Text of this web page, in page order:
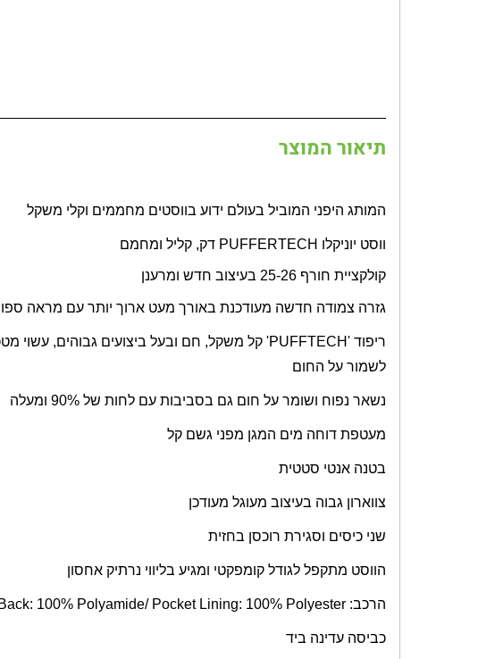
תיאור המוצר
המותג היפני המוביל בעולם ידוע בווסטים מחממים וקלי משקל
ווסט יוניקלו PUFFERTECH דק, קליל ומחמם
קולקציית חורף 25-26 בעיצוב חדש ומרענן
גזרה צמודה חדשה מעודכנת באורך מעט ארוך יותר עם מראה
ריפוד 'PUFFTECH
לשמור על החום
נשאר נפוח ושומר על חום גם בסביבות עם לחות של 90% ומעלה
מעטפת דוחה מים המגן מפני גשם קל
בטנה אנטי סטטית
צווארון גבוה בעיצוב מעוגל מעודכן
שני כיסים וסגירת רוכסן בחזית
הווסט מתקפל לגודל קומפקטי ומגיע בליווי נרתיק אחסון
הרכב: 100% Polyamide/ Pocket Lining: 100% Polyester
כביסה עדינה ביד